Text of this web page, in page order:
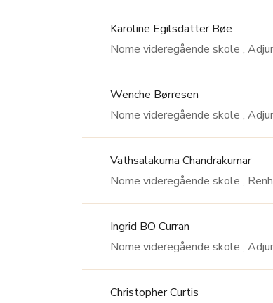
Karoline Egilsdatter Bøe
Nome videregående
Wenche Børresen
Nome
Vathsalakuma Chandrakumar
Nome
Ingrid BO Curran
Nome
Christopher Curtis